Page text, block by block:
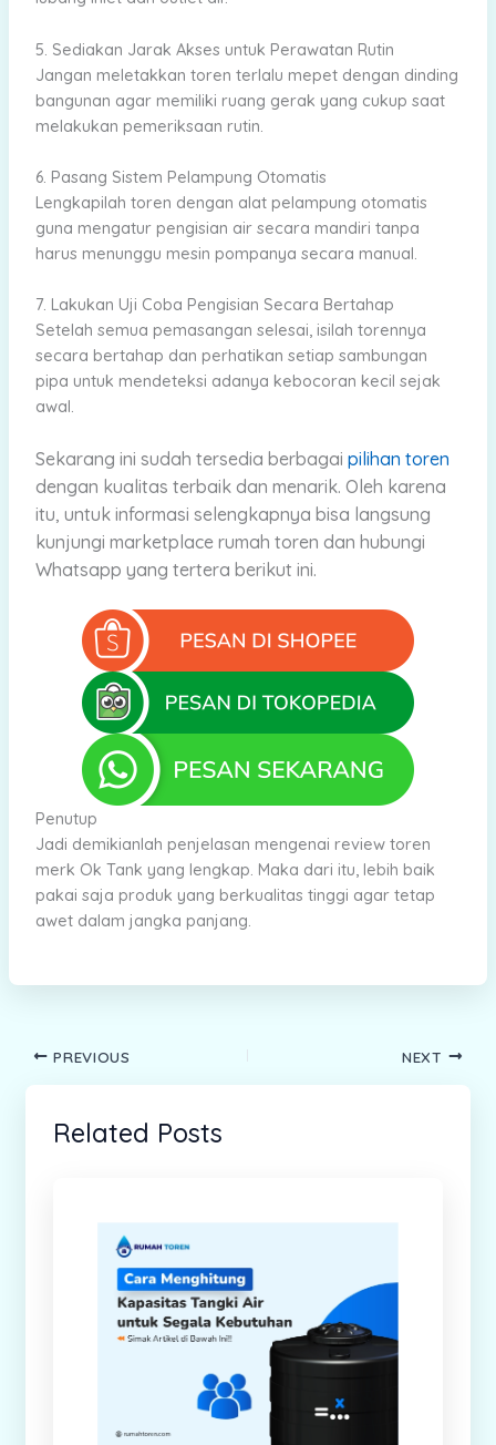
5. Sediakan Jarak Akses untuk Perawatan Rutin
Jangan meletakkan toren terlalu mepet dengan dinding
bangunan agar memiliki ruang gerak yang cukup saat
melakukan pemeriksaan rutin.
6. Pasang Sistem Pelampung Otomatis
Lengkapilah toren dengan alat pelampung otomatis
guna mengatur pengisian air secara mandiri tanpa
harus menunggu mesin pompanya secara manual.
7. Lakukan Uji Coba Pengisian Secara Bertahap
Setelah semua pemasangan selesai, isilah torennya
secara bertahap dan perhatikan setiap sambungan
pipa untuk mendeteksi adanya kebocoran kecil sejak
awal.
Sekarang ini sudah tersedia berbagai pilihan toren
dengan kualitas terbaik dan menarik. Oleh karena
itu, untuk informasi selengkapnya bisa langsung
kunjungi marketplace rumah toren dan hubungi
Whatsapp yang tertera berikut ini.
Penutup
Jadi demikianlah penjelasan mengenai review toren
merk Ok Tank yang lengkap. Maka dari itu, lebih baik
pakai saja produk yang berkualitas tinggi agar tetap
awet dalam jangka panjang.
PREVIOUS NEXT
Related Posts